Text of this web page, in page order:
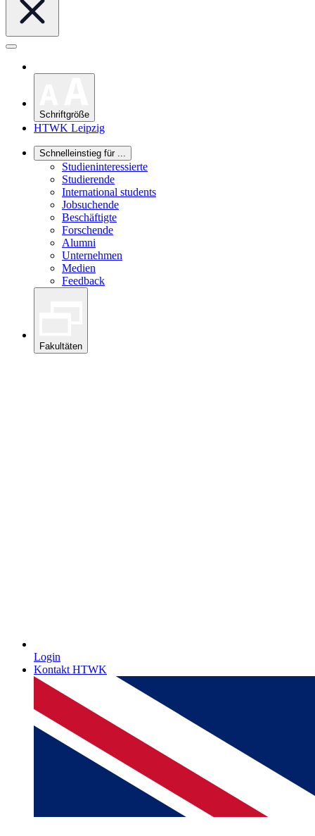
Schriftgröße
HTWK Leipzig
Schnelleinstieg für ...
Studieninteressierte
Studierende
International students
Jobsuchende
Beschäftigte
Forschende
Alumni
Unternehmen
Medien
Feedback
Fakultäten
Login
Kontakt HTWK